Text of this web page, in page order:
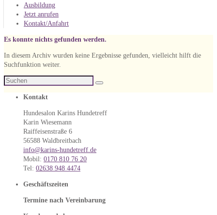
Ausbildung
Jetzt anrufen
Kontakt/Anfahrt
Es konnte nichts gefunden werden.
In diesem Archiv wurden keine Ergebnisse gefunden, vielleicht hilft die
Suchfunktion weiter.
Suche
Suchen
Kontakt
Hundesalon Karins Hundetreff
Karin Wiesemann
Raiffeisenstraße 6
56588 Waldbreitbach
info@karins-hundetreff.de
Mobil: 0170 810 76 20
Tel: 02638 948 4474
Geschäftszeiten
Termine nach Vereinbarung